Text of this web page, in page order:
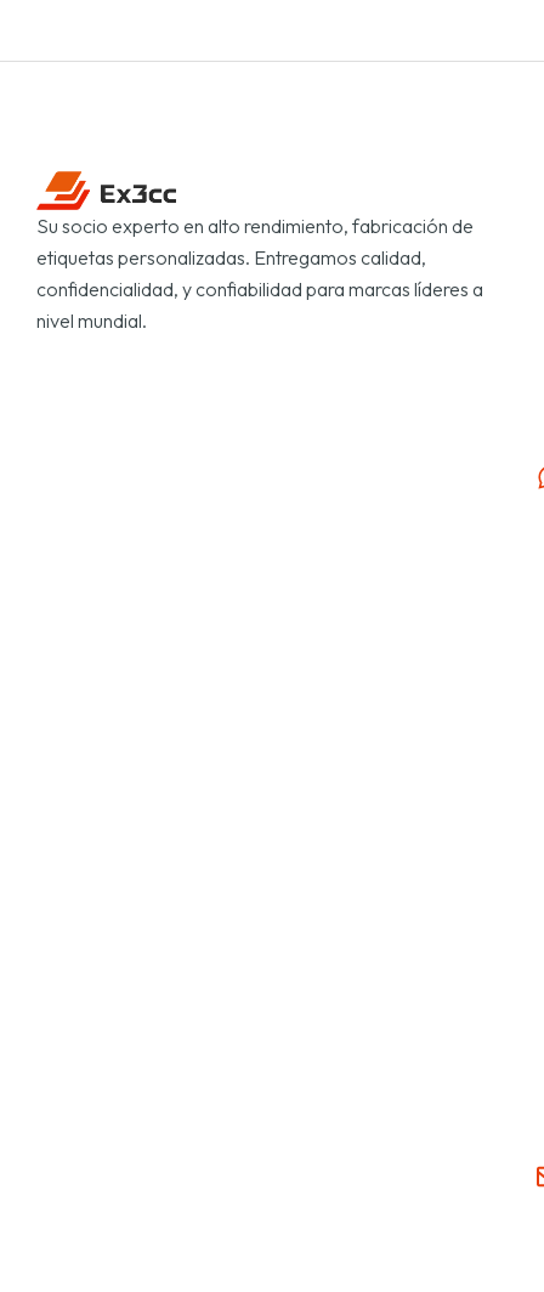
Su socio experto en alto rendimiento, fabricación de
etiquetas personalizadas. Entregamos calidad,
confidencialidad, y confiabilidad para marcas líderes a
nivel mundial.